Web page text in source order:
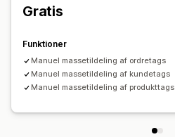
Gratis
Funktioner
Manuel massetildeling af ordretags
Manuel massetildeling af kundetags
Manuel massetildeling af produkttags